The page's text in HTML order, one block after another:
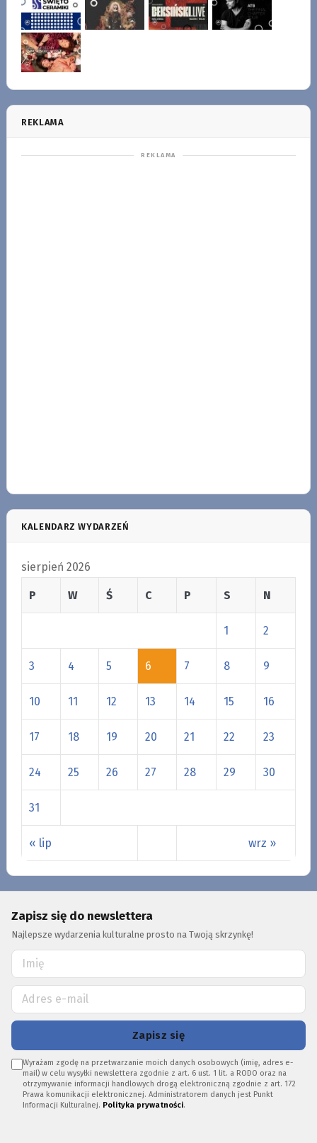
REKLAMA
KALENDARZ WYDARZEŃ
sierpień 2026
P W Ś C P S N
« lip wrz »
1 2
3 4 5 6 7 8 9
10 11 12 13 14 15 16
17 18 19 20 21 22 23
24 25 26 27 28 29 30
31
Zapisz się do newslettera
Najlepsze wydarzenia kulturalne prosto na Twoją skrzynkę!
Zapisz się
Wyrażam zgodę na przetwarzanie moich danych osobowych (imię, adres e-
mail) w celu wysyłki newslettera zgodnie z art. 6 ust. 1 lit. a RODO oraz na
otrzymywanie informacji handlowych drogą elektroniczną zgodnie z art. 172
Prawa komunikacji elektronicznej. Administratorem danych jest Punkt
Informacji Kulturalnej. Polityka prywatności.